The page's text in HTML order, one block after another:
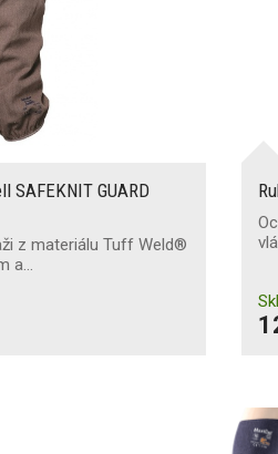
SAFEKNIT GUARD
z materiálu Tuff Weld®
a…